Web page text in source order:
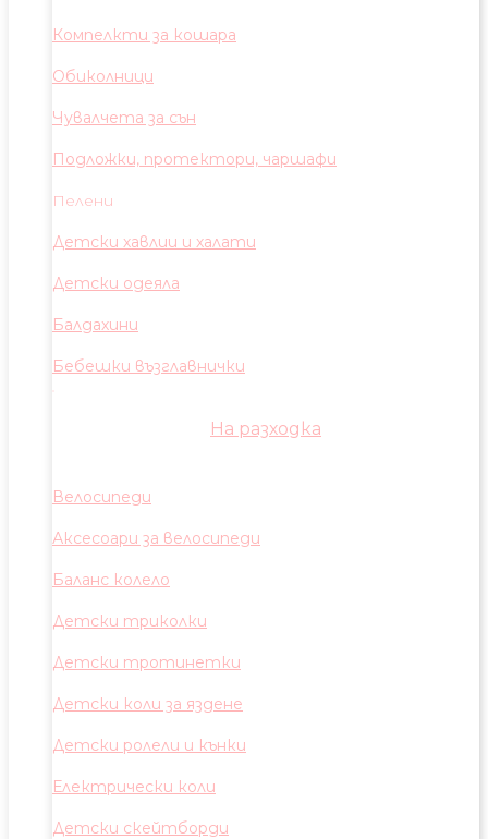
Компелкти за кошара
Обиколници
Чувалчета за сън
Подложки, протектори, чаршафи
Пелени
Детски хавлии и халати
Детски одеяла
Балдахини
Бебешки възглавнички
На разходка
Велосипеди
Аксесоари за велосипеди
Баланс колело
Детски триколки
Детски тротинетки
Детски коли за яздене
Детски ролели и кънки
Електрически коли
Детски скейтборди